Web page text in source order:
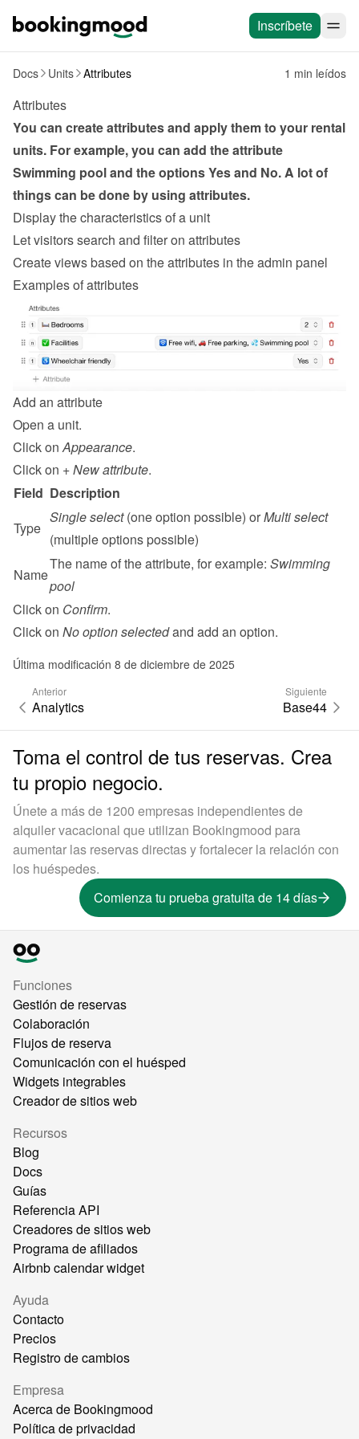
Inscríbete
Docs Units Attributes 1 min leídos
Attributes
You can create attributes and apply them to your rental
units. For example, you can add the attribute
Swimming pool and the options Yes and No. A lot of
things can be done by using attributes.
Display the characteristics of a unit
Let visitors search and filter on attributes
Create views based on the attributes in the admin panel
Examples of attributes
Add an attribute
Open a unit.
Click on Appearance.
Click on + New attribute.
Field Description
Type
Single select (one option possible) or Multi select
(multiple options possible)
Name
The name of the attribute, for example: Swimming
pool
Click on Confirm.
Click on No option selected and add an option.
Última modificación 8 de diciembre de 2025
Anterior
Analytics
Siguiente
Base44
Toma el control de tus reservas. Crea
tu propio negocio.
Únete a más de 1200 empresas independientes de
alquiler vacacional que utilizan Bookingmood para
aumentar las reservas directas y fortalecer la relación con
los huéspedes.
Comienza tu prueba gratuita de 14 días
Funciones
Gestión de reservas
Colaboración
Flujos de reserva
Comunicación con el huésped
Widgets integrables
Creador de sitios web
Recursos
Blog
Docs
Guías
Referencia API
Creadores de sitios web
Programa de afiliados
Airbnb calendar widget
Ayuda
Contacto
Precios
Registro de cambios
Empresa
Acerca de Bookingmood
Política de privacidad